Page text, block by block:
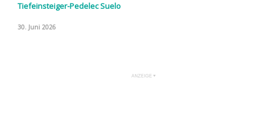
Tiefeinsteiger-Pedelec Suelo
30. Juni 2026